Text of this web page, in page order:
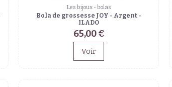
Les bijoux - bolas
Bola de grossesse JOY - Argent -
ILADO
65,00 €
Voir